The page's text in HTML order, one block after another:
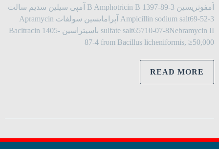
آمفوتریسین B Amphotricin B 1397-89-3 آمپی سیلین سدیم سالت
Ampicillin sodium salt69-52-3 آپرامایسین سولفات Apramycin
sulfate salt65710-07-8Nebramycin II باسیتراسین Bacitracin 1405-
87-4 from Bacillus licheniformis, ≥50,000
READ MORE